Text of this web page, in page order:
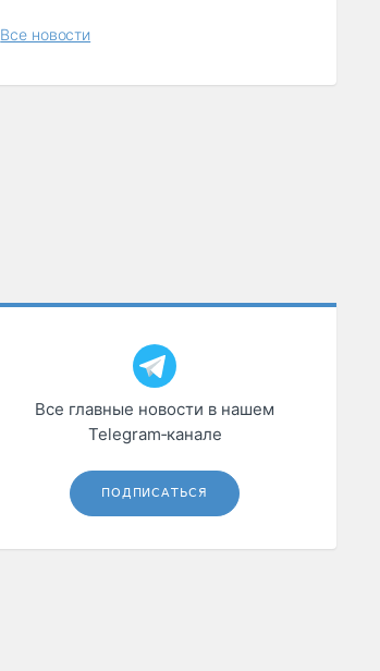
Все новости
Все главные новости в нашем
Telegram‑канале
ПОДПИСАТЬСЯ